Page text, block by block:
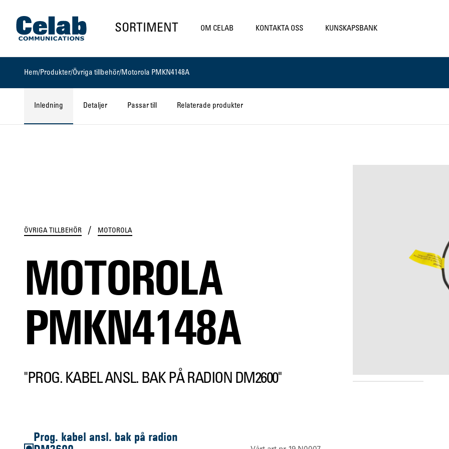
Gå till startsidan
SORTIMENT OM CELAB KONTAKTA OSS KUNSKAPSBANK
Hem/Produkter/Övriga tillbehör/ Motorola PMKN4148A
Inledning Detaljer Passar till Relaterade produkter
ÖVRIGA TILLBEHÖR / MOTOROLA
MOTOROLA
PMKN4148A
"PROG. KABEL ANSL. BAK PÅ RADION DM2600"
Prog. kabel ansl. bak på radion